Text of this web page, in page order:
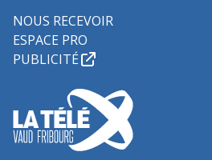
NOUS RECEVOIR
ESPACE PRO
PUBLICITÉ